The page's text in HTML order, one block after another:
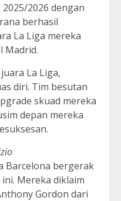
2026 dengan
berhasil
La Liga mereka
Madrid.
La Liga,
diri. Tim besutan
skuad mereka
depan mereka
Barcelona bergerak
Mereka diklaim
Gordon dari